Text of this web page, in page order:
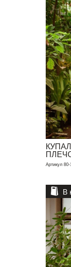
Артикул 80-
В